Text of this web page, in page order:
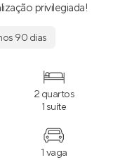
privilegiada!
90 dias
2 quartos
1 suíte
1 vaga